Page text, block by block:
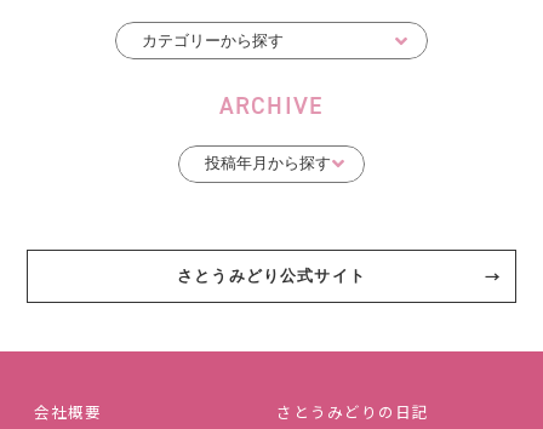
ARCHIVE
さとうみどり公式サイト
会社概要
さとうみどりの日記